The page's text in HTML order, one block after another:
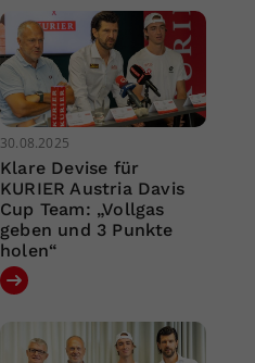
30.08.2025
Klare Devise für
KURIER Austria Davis
Cup Team: „Vollgas
geben und 3 Punkte
holen“